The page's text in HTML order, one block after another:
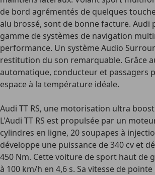
de bord agrémentés de quelques
alu brossé, sont de bonne facture. Audi
gamme de systèmes de navigation
performance. Un système Audio
restitution du son remarquable. Grâce
automatique, conducteur et passagers
espace à la température idéale.
Audi TT RS, une motorisation ultra
L'Audi TT RS est propulsée par un
cylindres en ligne, 20 soupapes à
développe une puissance de 340 cv et
450 Nm. Cette voiture de sport haut de
à 100 km/h en 4,6 s. Sa vitesse de